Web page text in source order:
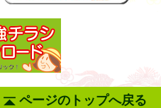
ページのトップへ戻る